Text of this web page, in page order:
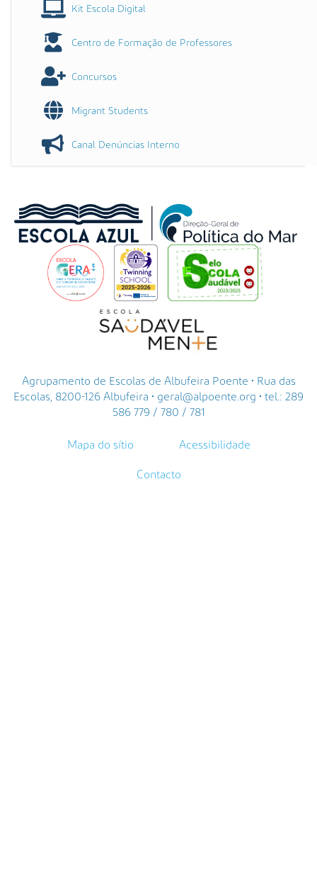
Kit Escola Digital
Centro de Formação de Professores
Concursos
Migrant Students
Canal Denúncias Interno
Agrupamento de Escolas de Albufeira Poente • Rua das
Escolas, 8200-126 Albufeira • geral@alpoente.org • tel.: 289
586 779 / 780 / 781
Mapa do sítio Acessibilidade
Contacto